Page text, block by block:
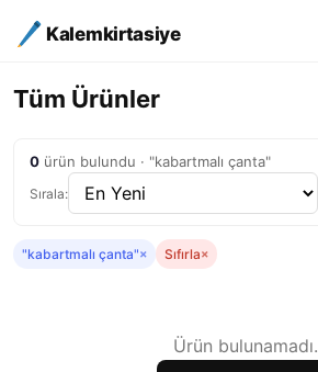
Kalemkirtasiye
Tüm Ürünler
0 ürün bulundu · "kabartmalı çanta"
Sırala:
"kabartmalı çanta"× Sıfırla×
Ürün bulunamadı.